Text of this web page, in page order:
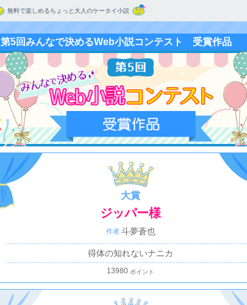
無料で楽しめるちょっと大人のケータイ小説
第5回みんなで決めるWeb小説コンテスト 受賞作品
大賞
ジッパー様
斗夢蒼也
得体の知れないナニカ
13980